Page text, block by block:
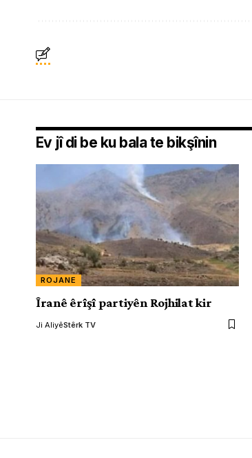
Ev jî di be ku bala te bikşînin
ROJANE
Îranê êrîşî partiyên Rojhilat kir
Ji AliyêStêrk TV